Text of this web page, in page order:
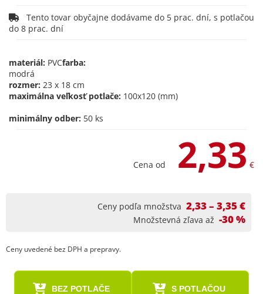
Tento tovar obyčajne dodávame do 5 prac. dní, s potlačou
do 8 prac. dní
materiál: PVCfarba:
modrá
rozmer: 23 x 18 cm
maximálna veľkosť potlače: 100x120 (mm)
minimálny odber: 50 ks
Cena od 2,33 €
Ceny podľa množstva 2,33 – 3,35 €
Množstevná zľava až -30 %
Ceny uvedené bez DPH a prepravy.
BEZ POTLAČE S POTLAČOU